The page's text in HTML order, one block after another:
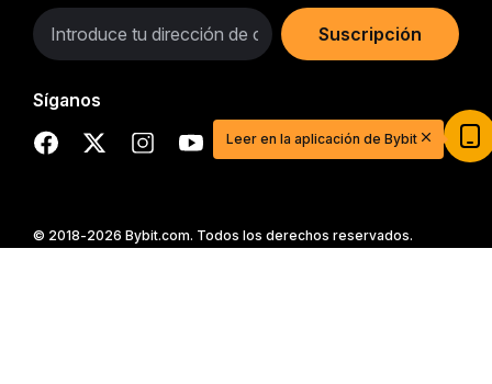
Suscripción
Síganos
© 2018-2026 Bybit.com. Todos los derechos reservados.
Leer en la aplicación de Bybit